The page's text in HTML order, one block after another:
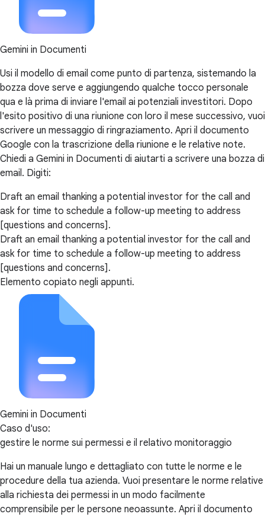
Gemini in Documenti
Usi il modello di email come punto di partenza, sistemando la
bozza dove serve e aggiungendo qualche tocco personale
qua e là prima di inviare l'email ai potenziali investitori. Dopo
l'esito positivo di una riunione con loro il mese successivo, vuoi
scrivere un messaggio di ringraziamento. Apri il documento
Google con la trascrizione della riunione e le relative note.
Chiedi a Gemini in Documenti di aiutarti a scrivere una bozza di
email. Digiti:
Draft an email thanking a potential investor for the call and
ask for time to schedule a follow-up meeting to address
[questions and concerns].
Draft an email thanking a potential investor for the call and
ask for time to schedule a follow-up meeting to address
[questions and concerns].
Elemento copiato negli appunti.
Gemini in Documenti
Caso d'uso:
gestire le norme sui permessi e il relativo monitoraggio
Hai un manuale lungo e dettagliato con tutte le norme e le
procedure della tua azienda. Vuoi presentare le norme relative
alla richiesta dei permessi in un modo facilmente
comprensibile per le persone neoassunte. Apri il documento